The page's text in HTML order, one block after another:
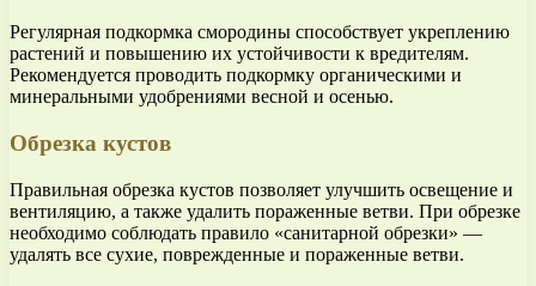
Регулярная подкормка смородины способствует укреплению
растений и повышению их устойчивости к вредителям.
Рекомендуется проводить подкормку органическими и
минеральными удобрениями весной и осенью.
Обрезка кустов
Правильная обрезка кустов позволяет улучшить освещение и
вентиляцию, а также удалить пораженные ветви. При обрезке
необходимо соблюдать правило «санитарной обрезки» —
удалять все сухие, поврежденные и пораженные ветви.